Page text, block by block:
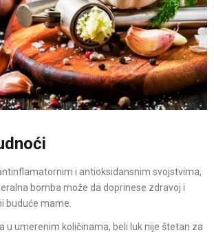
i antioksidansnim svojstvima,
bomba može da doprinese zdravoj i
buduće mame.
u umerenim količinama, beli luk nije štetan za